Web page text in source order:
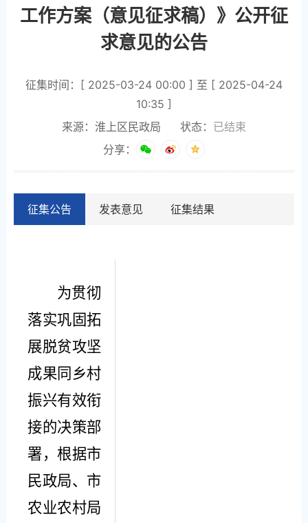
工作方案（意见征求稿）》公开征
求意见的公告
征集时间：[ 2025-03-24 00:00 ] 至 [ 2025-04-24
10:35 ]
来源：淮上区民政局
状态： 已结束
分享：
征集公告 发表意见 征集结果
为贯彻
落实巩固拓
展脱贫攻坚
成果同乡村
振兴有效衔
接的决策部
署，根据市
民政局、市
农业农村局